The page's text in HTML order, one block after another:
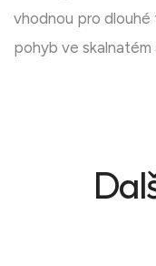
vhodnou pro
pohyb ve skalnatém